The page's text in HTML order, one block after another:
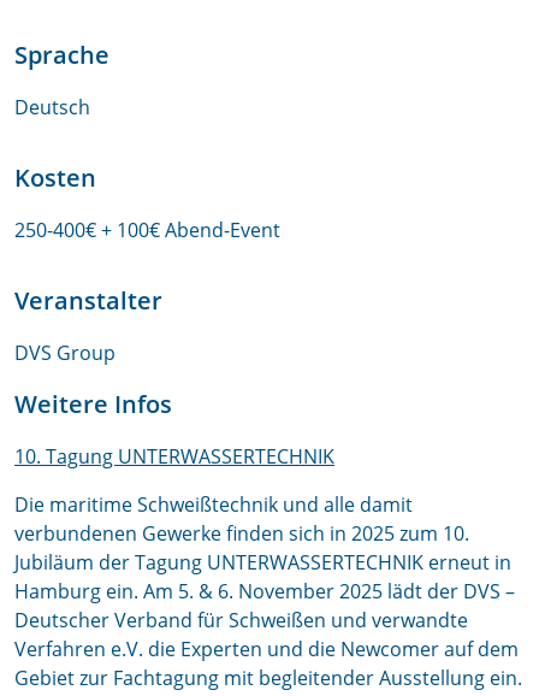
Sprache
Deutsch
Kosten
250-400€ + 100€ Abend-Event
Veranstalter
DVS Group
Weitere Infos
10. Tagung UNTERWASSERTECHNIK
​Die maritime Schweißtechnik und alle damit
verbundenen Gewerke finden sich in 2025 zum 10.
Jubiläum der Tagung UNTERWASSERTECHNIK erneut in
Hamburg ein. Am 5. & 6. November 2025 lädt der DVS –
Deutscher Verband für Schweißen und verwandte
Verfahren e.V. die Experten und die Newcomer auf dem
Gebiet zur Fachtagung mit begleitender Ausstellung ein.